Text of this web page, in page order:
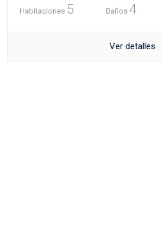
Habitaciones 5 Baños 4
Ver detalles